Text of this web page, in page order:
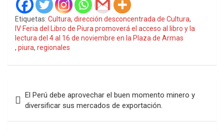
Etiquetas: Cultura, dirección desconcentrada de Cultura,
IV Feria del Libro de Piura promoverá el acceso al libro y la
lectura del 4 al 16 de noviembre en la Plaza de Armas
, piura, regionales
de
entradas
El Perú debe aprovechar el buen momento minero y
diversificar sus mercados de exportación.